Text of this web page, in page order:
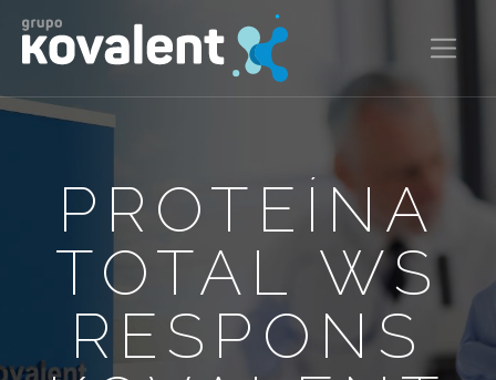
PROTEÍNA
TOTAL WS
RESPONS